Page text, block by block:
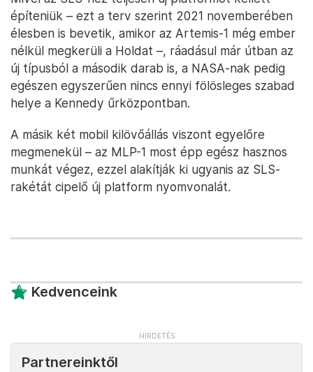
építeniük – ezt a terv szerint 2021 novemberében
élesben is bevetik, amikor az Artemis-1 még ember
nélkül megkerüli a Holdat –, ráadásul már útban az
új típusból a második darab is, a NASA-nak pedig
egészen egyszerűen nincs ennyi fölösleges szabad
helye a Kennedy űrközpontban.
A másik két mobil kilövőállás viszont egyelőre
megmenekül – az MLP-1 most épp egész hasznos
munkát végez, ezzel alakítják ki ugyanis az SLS-
rakétát cipelő új platform nyomvonalát.
Kedvenceink
Partnereinktől